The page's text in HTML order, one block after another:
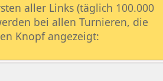
aller Links (täglich 100.000
bei allen Turnieren, die
Knopf angezeigt: